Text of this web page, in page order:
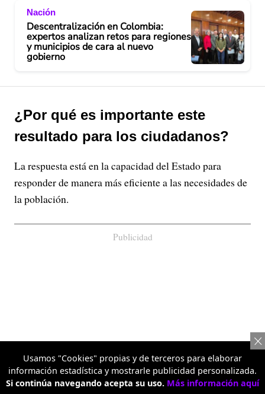
Nación
Descentralización en Colombia:
expertos analizan retos para regiones
y municipios de cara al nuevo
gobierno
¿Por qué es importante este
resultado para los ciudadanos?
La respuesta está en la capacidad del Estado para
responder de manera más eficiente a las necesidades de
la población.
Publicidad
Usamos "Cookies" propias y de terceros para elaborar
información estadística y mostrarle publicidad personalizada.
Si continúa navegando acepta su uso. Más información aquí